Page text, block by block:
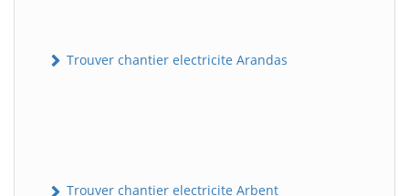
Trouver chantier electricite Arandas
Trouver chantier electricite Arbent